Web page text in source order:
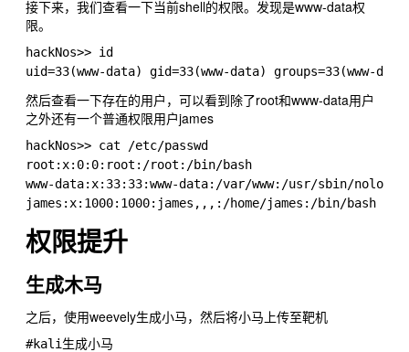
接下来，我们查看一下当前shell的权限。发现是www-data权
限。
hackNos>> id
然后查看一下存在的用户，可以看到除了root和www-data用户
之外还有一个普通权限用户james
hackNos>> cat /etc/passwd
root:x:0:0:root:/root:/bin/bash
www-data:x:33:33:www-data:/var/www:/usr/sbin/nologin
权限提升
生成木马
之后，使用weevely生成小马，然后将小马上传至靶机
#kali生成小马